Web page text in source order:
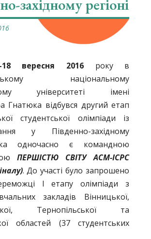
західному регіоні
2016року в
національному
університеті імені
Гнатюка відбувся другий етап
студентської олімпіади із
у Південно-західному
одночасно є командною
ПЕРШІСТЮ СВІТУ АСМ-ICPC
. До участі було запрошено
І етапу олімпіади з
закладів Вінницької,
Тернопільської та
областей (37 студентських